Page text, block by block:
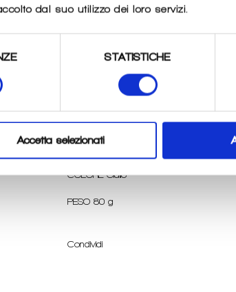
dal suo utilizzo dei loro servizi.
STATISTICHE
Accetta selezionati
Cordino di serraggio
Impermeabilità 3000 Schmerber
TAGLIA Capacità del sacco 20/30 L
COLORE Giallo
PESO 80 g
Condividi